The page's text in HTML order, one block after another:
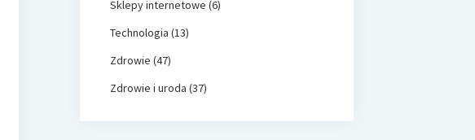
Sklepy internetowe (6)
Technologia (13)
Zdrowie (47)
Zdrowie i uroda (37)